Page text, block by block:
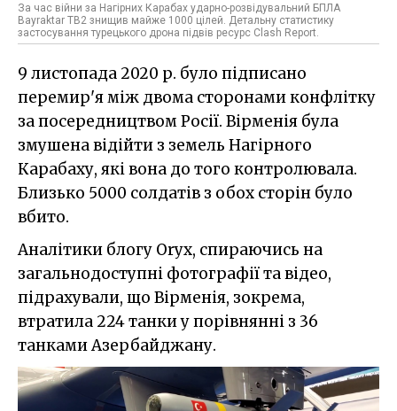
За час війни за Нагірних Карабах ударно-розвідувальний БПЛА
Bayraktar TB2 знищив майже 1000 цілей. Детальну статистику
застосування турецького дрона підвів ресурс Clash Report.
9 листопада 2020 р. було підписано
перемир'я між двома сторонами конфлітку
за посередництвом Росії. Вірменія була
змушена відійти з земель Нагірного
Карабаху, які вона до того контролювала.
Близько 5000 солдатів з обох сторін було
вбито.
Аналітики блогу Oryx, спираючись на
загальнодоступні фотографії та відео,
підрахували, що Вірменія, зокрема,
втратила 224 танки у порівнянні з 36
танками Азербайджану.